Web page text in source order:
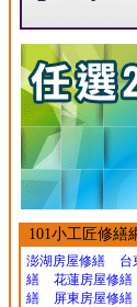
101小工匠修繕
澎湖房屋修繕
台
繕
花蓮房屋修繕
繕
屏東房屋修繕